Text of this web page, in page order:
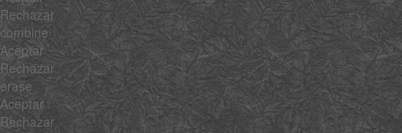
Rechazar
combine
Aceptar
Rechazar
erase
Aceptar
Rechazar